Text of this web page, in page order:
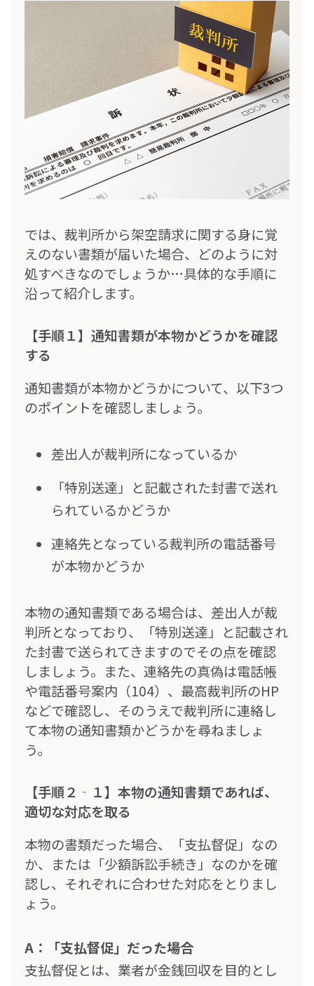
では、裁判所から架空請求に関する身に覚
えのない書類が届いた場合、どのように対
処すべきなのでしょうか…具体的な手順に
沿って紹介します。
【手順１】通知書類が本物かどうかを確認
する
通知書類が本物かどうかについて、以下3つ
のポイントを確認しましょう。
差出人が裁判所になっているか
「特別送達」と記載された封書で送れ
られているかどうか
連絡先となっている裁判所の電話番号
が本物かどうか
本物の通知書類である場合は、差出人が裁
判所となっており、「特別送達」と記載され
た封書で送られてきますのでその点を確認
しましょう。また、連絡先の真偽は電話帳
や電話番号案内（104）、最高裁判所のHP
などで確認し、そのうえで裁判所に連絡し
て本物の通知書類かどうかを尋ねましょ
う。
【手順２‐１】本物の通知書類であれば、
適切な対応を取る
本物の書類だった場合、「支払督促」なの
か、または「少額訴訟手続き」なのかを確
認し、それぞれに合わせた対応をとりまし
ょう。
A：「支払督促」だった場合
支払督促とは、業者が金銭回収を目的とし